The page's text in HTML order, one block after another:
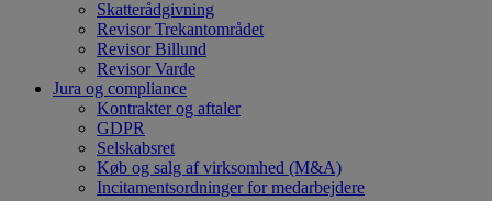
Skatterådgivning
Revisor Trekantområdet
Revisor Billund
Revisor Varde
Jura og compliance
Kontrakter og aftaler
GDPR
Selskabsret
Køb og salg af virksomhed (M&A)
Incitamentsordninger for medarbejdere